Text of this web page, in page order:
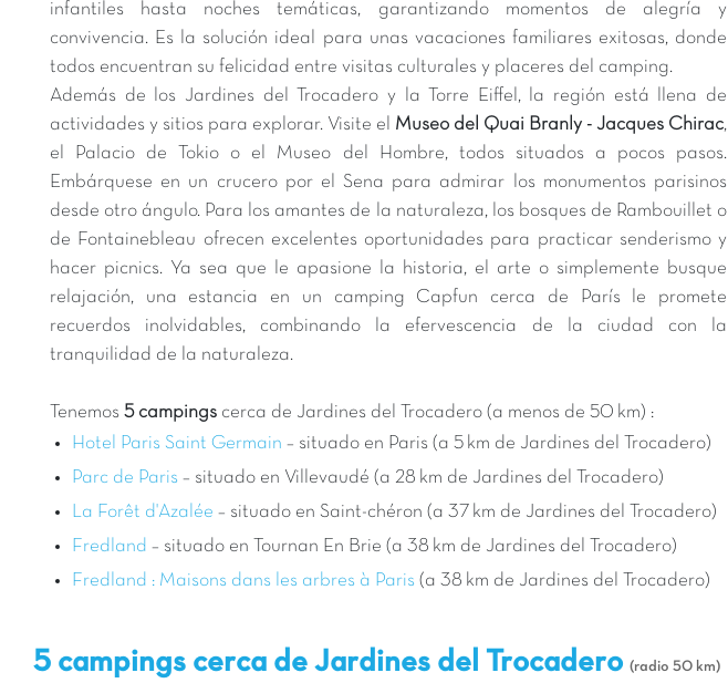
infantiles hasta noches temáticas, garantizando momentos de alegría y
convivencia. Es la solución ideal para unas vacaciones familiares exitosas, donde
todos encuentran su felicidad entre visitas culturales y placeres del camping.
Además de los Jardines del Trocadero y la Torre Eiffel, la región está llena de
actividades y sitios para explorar. Visite el Museo del Quai Branly - Jacques Chirac,
el Palacio de Tokio o el Museo del Hombre, todos situados a pocos pasos.
Embárquese en un crucero por el Sena para admirar los monumentos parisinos
desde otro ángulo. Para los amantes de la naturaleza, los bosques de Rambouillet o
de Fontainebleau ofrecen excelentes oportunidades para practicar senderismo y
hacer picnics. Ya sea que le apasione la historia, el arte o simplemente busque
relajación, una estancia en un camping Capfun cerca de París le promete
recuerdos inolvidables, combinando la efervescencia de la ciudad con la
tranquilidad de la naturaleza.
Tenemos 5 campings cerca de Jardines del Trocadero (a menos de 50 km) :
Hotel Paris Saint Germain – situado en Paris (a 5 km de Jardines del Trocadero)
Parc de Paris – situado en Villevaudé (a 28 km de Jardines del Trocadero)
La Forêt d'Azalée – situado en Saint-chéron (a 37 km de Jardines del Trocadero)
Fredland – situado en Tournan En Brie (a 38 km de Jardines del Trocadero)
Fredland : Maisons dans les arbres à Paris (a 38 km de Jardines del Trocadero)
5 campings cerca de Jardines del Trocadero (radio 50 km)